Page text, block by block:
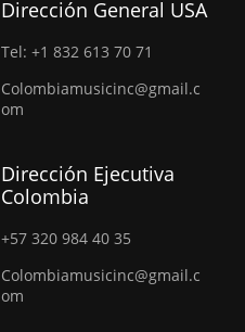
Dirección General USA
Tel: +1 832 613 70 71
Colombiamusicinc@gmail.c
om
Dirección Ejecutiva
Colombia
+57 320 984 40 35
Colombiamusicinc@gmail.c
om